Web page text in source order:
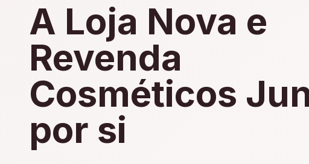
A Loja Nova e
Revenda
Cosméticos
por si